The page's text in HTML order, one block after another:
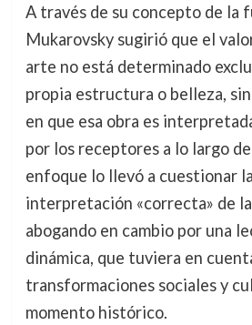
A través de su concepto de la
Mukarovsky sugirió que el
arte no está determinado
propia estructura o belleza,
en que esa obra es
por los receptores a lo largo
enfoque lo llevó a cuestionar
interpretación «correcta» de
abogando en cambio por una
dinámica, que tuviera en
transformaciones sociales y
momento histórico.